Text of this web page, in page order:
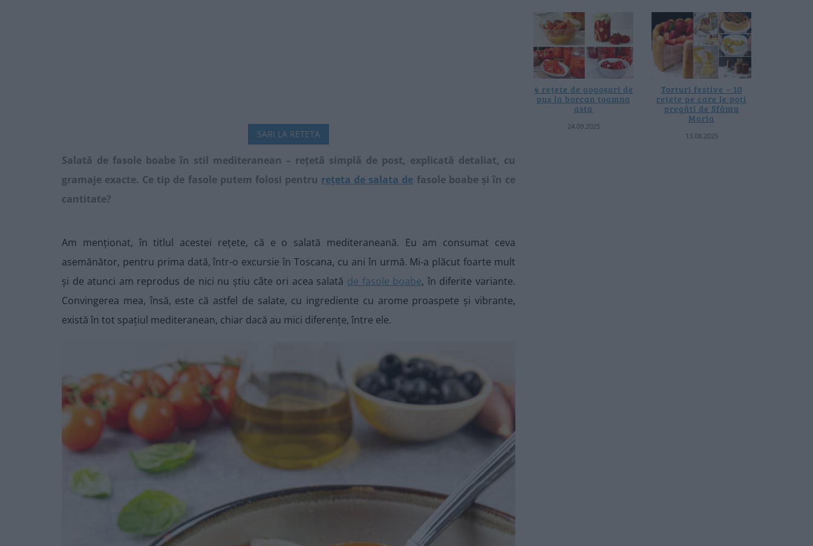
SARI LA RETETA
Salată de fasole boabe în stil mediteranean – rețetă simplă de post, explicată detaliat, cu
gramaje exacte. Ce tip de fasole putem folosi pentru rețeta de salata de fasole boabe și în ce
cantitate?
Am menționat, în titlul acestei rețete, că e o salată mediteraneană. Eu am consumat ceva
asemănător, pentru prima dată, într-o excursie în Toscana, cu ani în urmă. Mi-a plăcut foarte mult
și de atunci am reprodus de nici nu știu câte ori acea salată de fasole boabe, în diferite variante.
Convingerea mea, însă, este că astfel de salate, cu ingrediente cu arome proaspete și vibrante,
există în tot spațiul mediteranean, chiar dacă au mici diferențe, între ele.
4 rețete de gogoșari de
pus la borcan toamna
asta
24.09.2025
Torturi festive – 10
rețete pe care le poți
pregăti de Sfânta
Maria
13.08.2025